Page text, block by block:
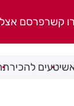
קשרפרסם
טעים להכיר